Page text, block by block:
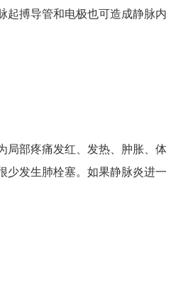
起搏导管和电极也可造成静脉内
局部疼痛发红、发热、肿胀、体
少发生肺栓塞。如果静脉炎进一